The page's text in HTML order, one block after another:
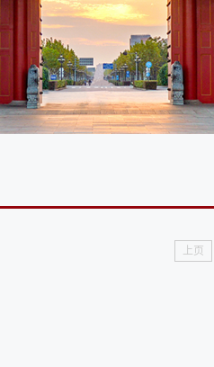
上页